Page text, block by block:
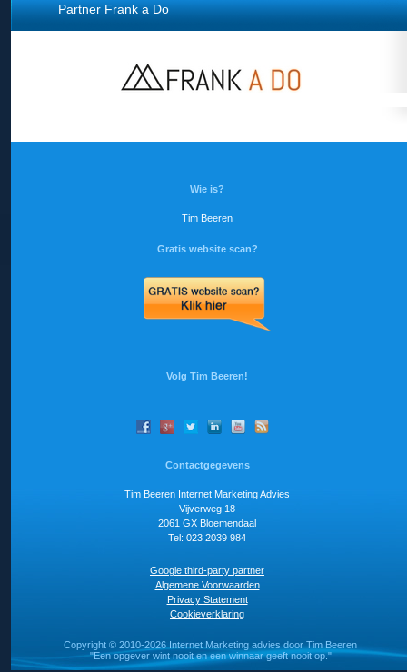
Partner Frank a Do
Wie is?
Tim Beeren
Gratis website scan?
Volg Tim Beeren!
Contactgegevens
Tim Beeren Internet Marketing Advies
Vijverweg 18
2061 GX Bloemendaal
Tel: 023 2039 984
Google third-party partner
Algemene Voorwaarden
Privacy Statement
Cookieverklaring
Copyright © 2010-2026 Internet Marketing advies door Tim Beeren
"Een opgever wint nooit en een winnaar geeft nooit op."